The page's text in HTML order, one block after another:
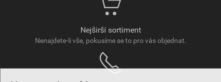
Nejširší sortiment
Nenajdete-li vše, pokusíme se to pro vás objednat.